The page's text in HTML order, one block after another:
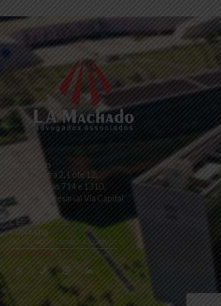
ENDEREÇO
SBN, Quadra 2, Lote 12,
Bloco F, Salas 714 e 1310.
Centro Empresarial Via Capital
Brasília / DF
CEP 70040-906
CONTATO
lamachado@lamachado.adv.br
(61) 99648-1712